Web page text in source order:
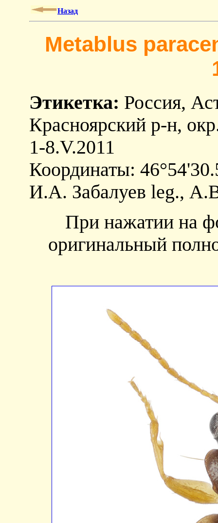
Назад
Metablus
Этикетка: Россия,
Красноярский р-н,
1-8.V.2011
Координаты:
И.А. Забалуев leg.,
При нажатии на
оригинальный